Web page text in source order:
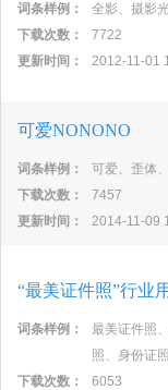
词条样例：
全影、摄影
下载次数：
7722
更新时间：
2012-11-01
可爱NONONO
词条样例：
可爱、歪体
下载次数：
7457
更新时间：
2014-11-09
“最美证件照”行业
词条样例：
最美证件照
照、身份证
下载次数：
6053